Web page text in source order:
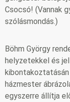
Csocsó! (Vannak
szólásmondás.)
Böhm György
helyzetekkel és
házmester
egyszerre állítja